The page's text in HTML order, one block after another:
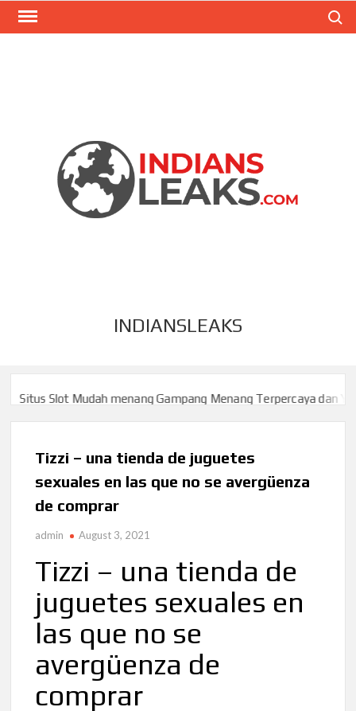
INDIANSLEAKS
Situs Slot Mudah menang Gampang Menang Terpercaya dan
Situs Slot Mudah menang Gampang Menang Terpercaya dan
Tizzi – una tienda de juguetes
sexuales en las que no se avergüenza
de comprar
admin August 3, 2021
Tizzi – una tienda de
juguetes sexuales en
las que no se
avergüenza de
comprar